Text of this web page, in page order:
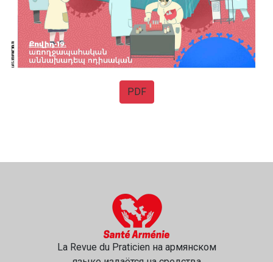
PDF
La Revue du Praticien на армянском